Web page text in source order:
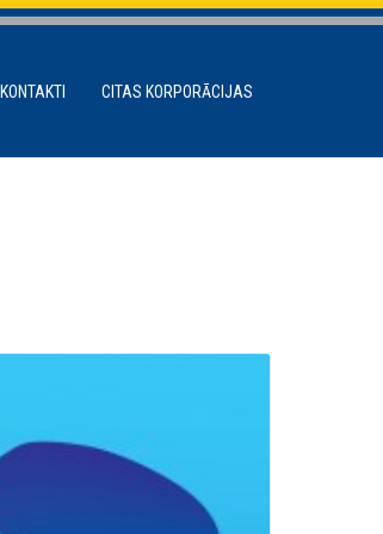
KONTAKTI CITAS KORPORĀCIJAS